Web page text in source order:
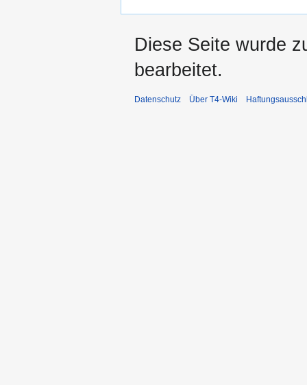
Diese Seite wurde
bearbeitet.
Datenschutz Über T4-Wiki